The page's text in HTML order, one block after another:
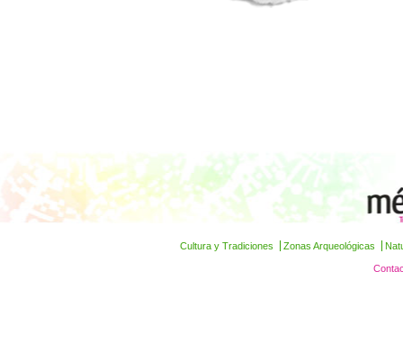
Cultura y Tradiciones Zonas Arqueológicas